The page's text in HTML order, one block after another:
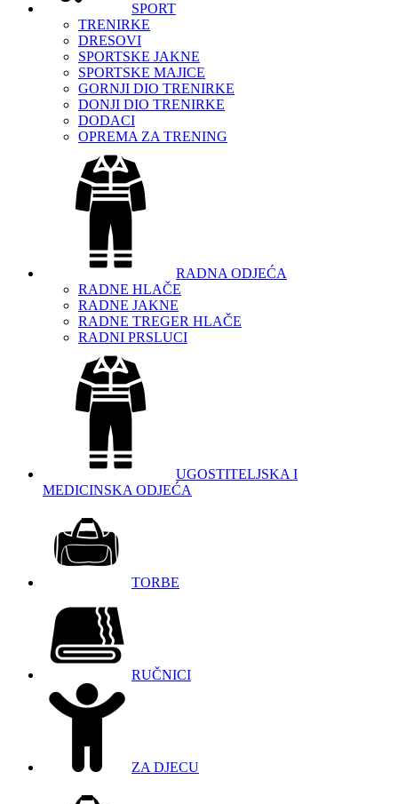
SPORT
TRENIRKE
DRESOVI
SPORTSKE JAKNE
SPORTSKE MAJICE
GORNJI DIO TRENIRKE
DONJI DIO TRENIRKE
DODACI
OPREMA ZA TRENING
RADNA ODJEĆA
RADNE HLAČE
RADNE JAKNE
RADNE TREGER HLAČE
RADNI PRSLUCI
UGOSTITELJSKA I
MEDICINSKA ODJEĆA
TORBE
RUČNICI
ZA DJECU